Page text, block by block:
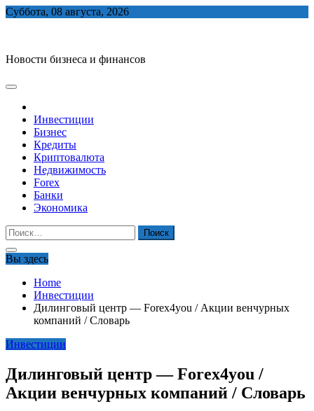
Skip
Суббота, 08 августа, 2026
Новости бизнеса и финансов
Инвестиции
Бизнес
Кредиты
Криптовалюта
Недвижимость
Forex
Банки
Экономика
Найти:
Вы здесь
Home
Инвестиции
Дилинговый центр — Forex4you / Акции венчурных
компаний / Словарь
Инвестиции
Дилинговый центр — Forex4you /
Акции венчурных компаний / Словарь